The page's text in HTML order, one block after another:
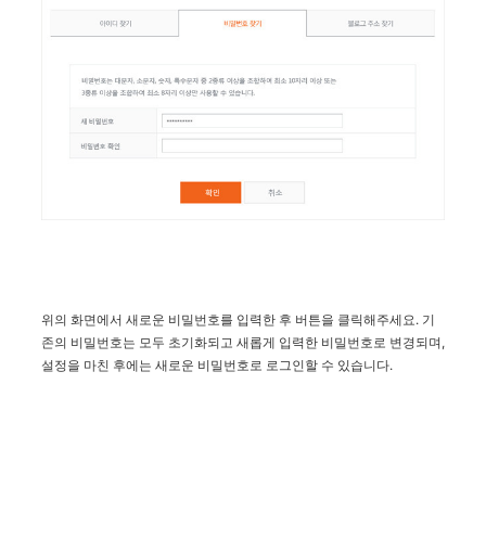
위의 화면에서 새로운 비밀번호를 입력한 후 버튼을 클릭해주세요. 기
존의 비밀번호는 모두 초기화되고 새롭게 입력한 비밀번호로 변경되며,
설정을 마친 후에는 새로운 비밀번호로 로그인할 수 있습니다.